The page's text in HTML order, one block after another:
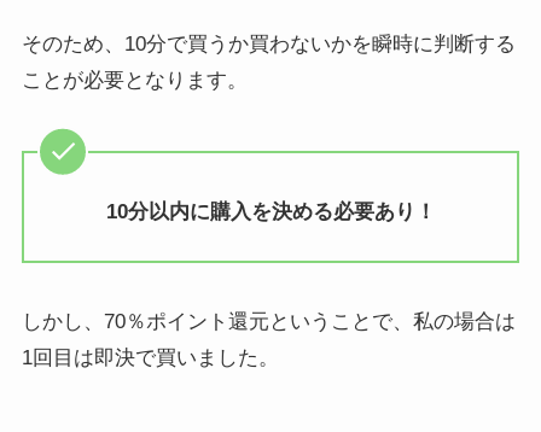
そのため、10分で買うか買わないかを瞬時に判断する
ことが必要となります。
10分以内に購入を決める必要あり！
しかし、70％ポイント還元ということで、私の場合は
1回目は即決で買いました。